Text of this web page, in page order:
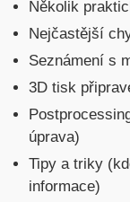
Několik
Nejčastější
Seznámení s
3D tisk
úprava)
Tipy a triky
informace)